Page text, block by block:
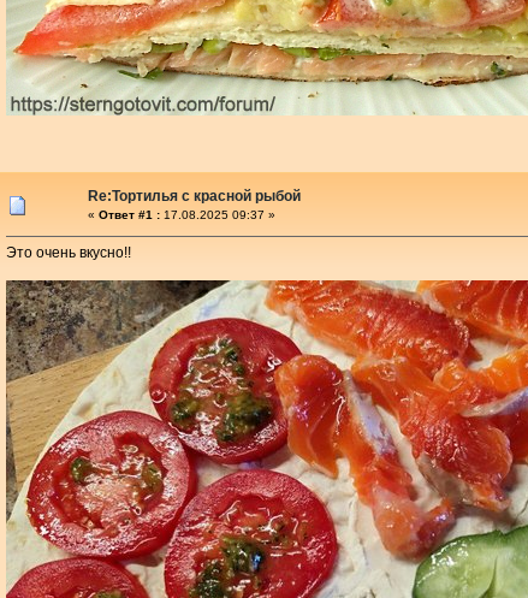
Re:Тортилья с красной рыбой
« Ответ #1 : 17.08.2025 09:37 »
Это очень вкусно!!